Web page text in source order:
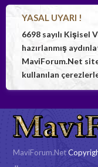
YASAL UYARI !
6698 sayılı Kişisel
hazırlanmış
MaviForum.Net
kullanılan
MaviForum.Net